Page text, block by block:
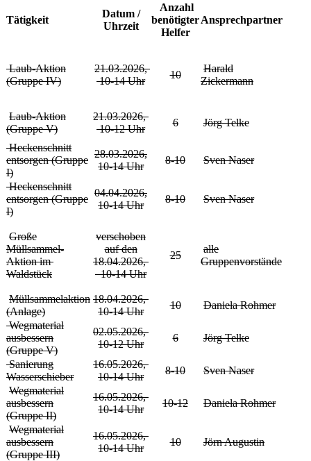
Tätigkeit
Datum /
Uhrzeit
Anzahl
benötigter
Helfer
Ansprechpartner
Laub-Aktion
(Gruppe IV)
21.03.2026,
10-14 Uhr
10
Harald
Zickermann
Laub-Aktion
(Gruppe V)
21.03.2026,
10-12 Uhr
6 Jörg Telke
Heckenschnitt
entsorgen (Gruppe
I)
28.03.2026,
10-14 Uhr
8-10 Sven Naser
Heckenschnitt
entsorgen (Gruppe
I)
04.04.2026,
10-14 Uhr
8-10 Sven Naser
Große
Müllsammel-
Aktion im
Waldstück
verschoben
auf den
18.04.2026,
10-14 Uhr
25
alle
Gruppenvorstände
Müllsammelaktion
(Anlage)
18.04.2026,
10-14 Uhr
10
Daniela Rohmer
Wegmaterial
ausbessern
(Gruppe V)
02.05.2026,
10-12 Uhr
6 Jörg Telke
Sanierung
Wasserschieber
16.05.2026,
10-14 Uhr
8-10
Sven Naser
Wegmaterial
ausbessern
(Gruppe II)
16.05.2026,
10-14 Uhr
10-12 Daniela Rohmer
Wegmaterial
ausbessern
(Gruppe III)
16.05.2026,
10-14 Uhr
10 Jörn Augustin